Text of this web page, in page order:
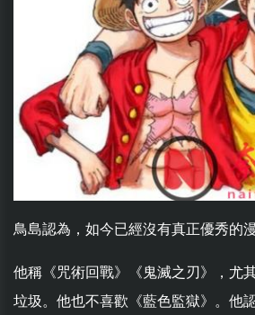
鳥島認為，如今已經沒有真正優秀的漫
他稱《咒術回戰》《鬼滅之刃》，尤
垃圾。他也不喜歡《藍色監獄》。他